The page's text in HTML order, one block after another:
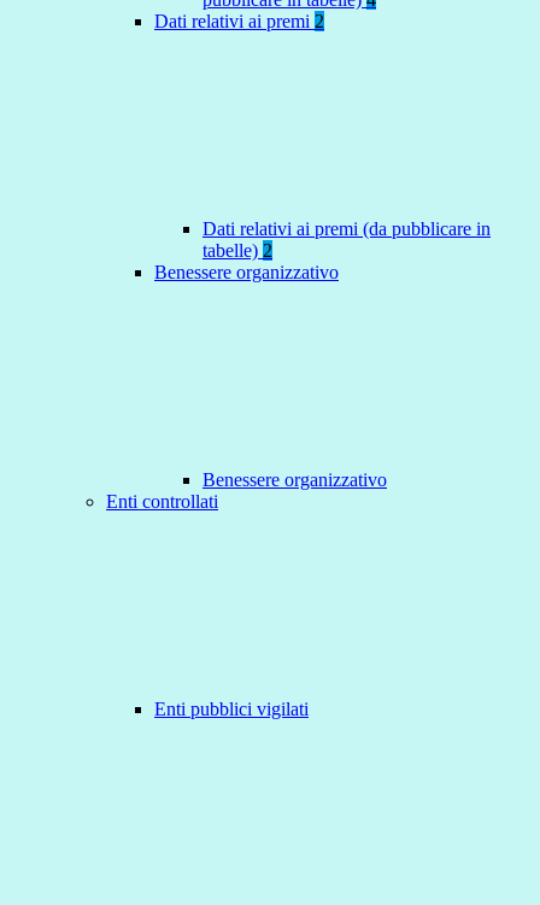
Dati relativi ai premi 2
Dati relativi ai premi (da pubblicare in
tabelle) 2
Benessere organizzativo
Benessere organizzativo
Enti controllati
Enti pubblici vigilati